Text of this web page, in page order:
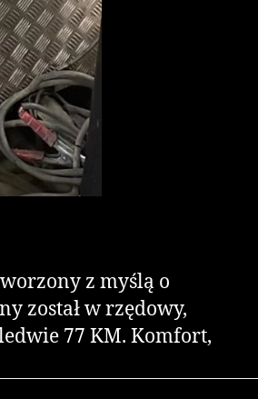
z myślą o
został w rzędowy,
77 KM. Komfort,